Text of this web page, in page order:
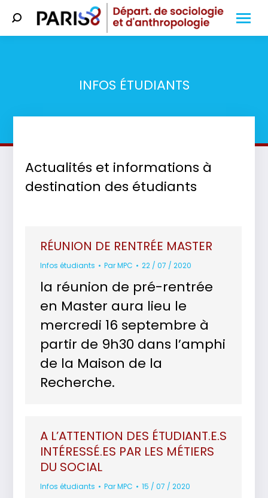
Search:
INFOS ÉTUDIANTS
Actualités et informations à
destination des étudiants
RÉUNION DE RENTRÉE MASTER
Infos étudiants ParMPC 22 / 07 / 2020
la réunion de pré-rentrée
en Master aura lieu le
mercredi 16 septembre à
partir de 9h30 dans l’amphi
de la Maison de la
Recherche.
A L’ATTENTION DES ÉTUDIANT.E.S
INTÉRESSÉ.ES PAR LES MÉTIERS
DU SOCIAL
Infos étudiants ParMPC 15 / 07 / 2020